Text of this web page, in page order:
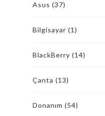
Asus (37)
Bilgisayar (1)
BlackBerry (14)
Çanta (13)
Donanım (54)